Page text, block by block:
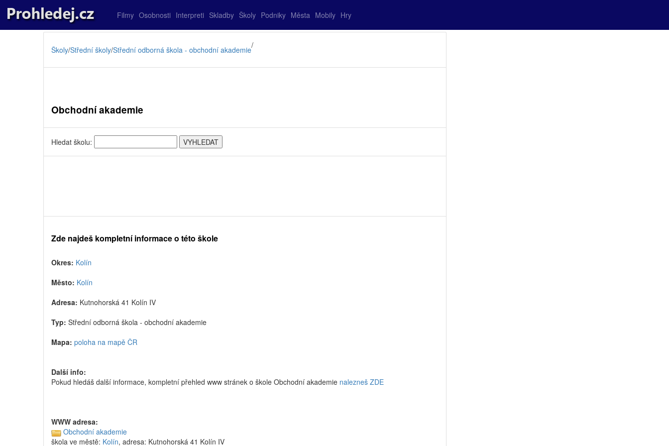
Filmy Osobnosti Interpreti Skladby Školy Podniky Města Mobily Hry
Školy/Střední školy/Střední odborná škola - obchodní akademie/
Obchodní akademie
Hledat školu:
Zde najdeš kompletní informace o této škole
Okres: Kolín
Město: Kolín
Adresa: Kutnohorská 41 Kolín IV
Typ: Střední odborná škola - obchodní akademie
Mapa: poloha na mapě ČR
Další info:
Pokud hledáš další informace, kompletní přehled www stránek o škole Obchodní akademie nalezneš ZDE
WWW adresa:
Obchodní akademie
škola ve městě: Kolín, adresa: Kutnohorská 41 Kolín IV